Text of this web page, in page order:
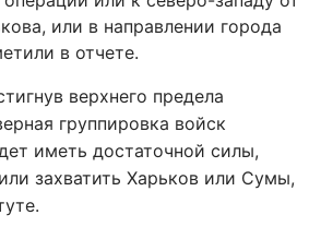
или в направлении города
в отчете.
верхнего предела
группировка войск
иметь достаточной силы,
захватить Харьков или Сумы,